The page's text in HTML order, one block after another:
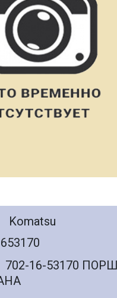
Komatsu
702-16-53170